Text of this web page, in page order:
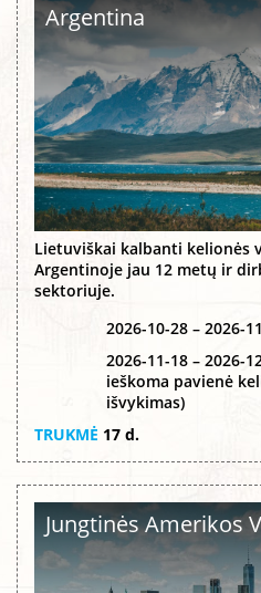
Argentina
Lietuviškai kalbanti kelionės
Argentinoje jau 12 metų ir
sektoriuje.
2026-10-28 – 2026-
2026-11-18 – 2026-
ieškoma pavienė
išvykimas)
TRUKMĖ 17 d.
Jungtinės Amerikos